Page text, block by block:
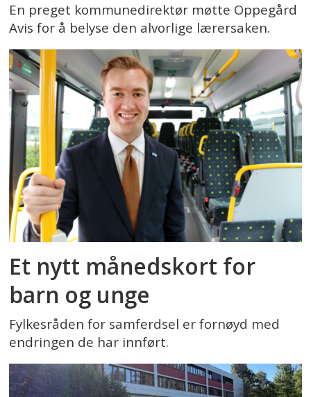
En preget kommunedirektør møtte Oppegård
Avis for å belyse den alvorlige lærersaken.
Et nytt månedskort for
barn og unge
Fylkesråden for samferdsel er fornøyd med
endringen de har innført.